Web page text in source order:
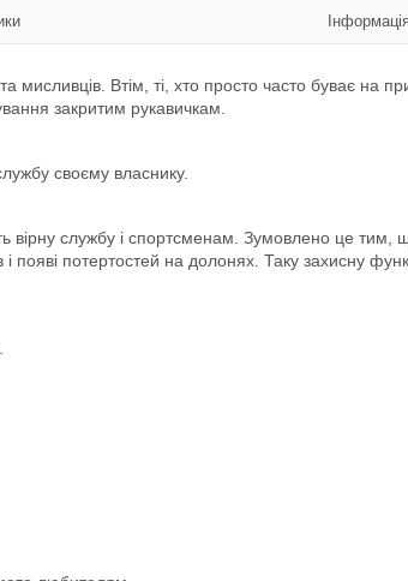
мисливців. Втім, ті, хто просто часто буває на
закритим рукавичкам.
своєму власнику.
вірну службу і спортсменам. Зумовлено це
появі потертостей на долонях. Таку захисну